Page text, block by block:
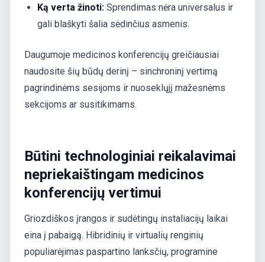
Ką verta žinoti: Sprendimas nėra universalus ir
gali blaškyti šalia sėdinčius asmenis.
Daugumoje medicinos konferencijų greičiausiai
naudosite šių būdų derinį – sinchroninį vertimą
pagrindinėms sesijoms ir nuoseklųjį mažesnėms
sekcijoms ar susitikimams.
Būtini technologiniai reikalavimai
nepriekaištingam medicinos
konferencijų vertimui
Griozdiškos įrangos ir sudėtingų instaliacijų laikai
eina į pabaigą. Hibridinių ir virtualių renginių
populiarėjimas paspartino lanksčių, programine